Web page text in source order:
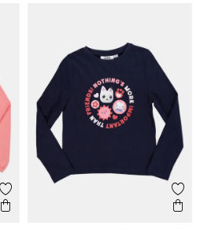
Ajouter aux favoris
Aperçu rapide